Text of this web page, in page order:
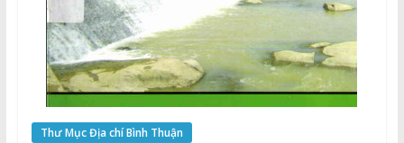
Thư Mục Địa chí Bình Thuận